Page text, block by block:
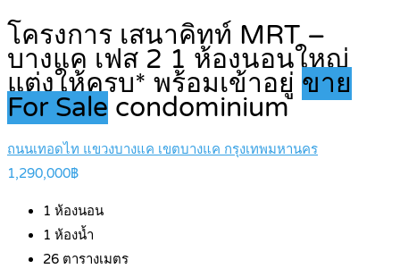
โครงการ เสนาคิทท์ MRT –
บางแค เฟส 2 1 ห้องนอนใหญ่
แต่งให้ครบ* พร้อมเข้าอยู่ ขาย
For Sale condominium
ถนนเทอดไท แขวงบางแค เขตบางแค กรุงเทพมหานคร
1,290,000฿
1 ห้องนอน
1 ห้องน้ำ
26 ตารางเมตร